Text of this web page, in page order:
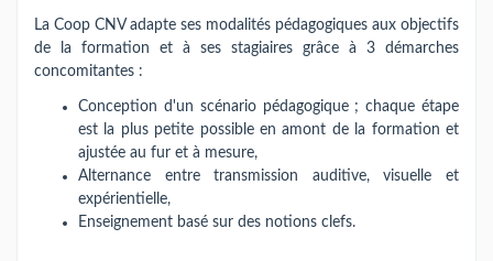
La Coop CNV adapte ses modalités pédagogiques aux objectifs
de la formation et à ses stagiaires grâce à 3 démarches
concomitantes :
Conception d'un scénario pédagogique ; chaque étape
est la plus petite possible en amont de la formation et
ajustée au fur et à mesure,
Alternance entre transmission auditive, visuelle et
expérientielle,
Enseignement basé sur des notions clefs.